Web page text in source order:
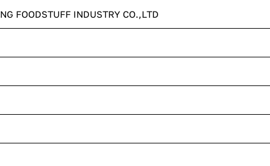
FOODSTUFF INDUSTRY CO.,LTD